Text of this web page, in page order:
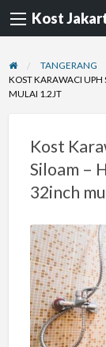
Kost
TANGERANG
KOST KARAWACI UPH
MULAI 1.2JT
Kost
Siloam –
32inch